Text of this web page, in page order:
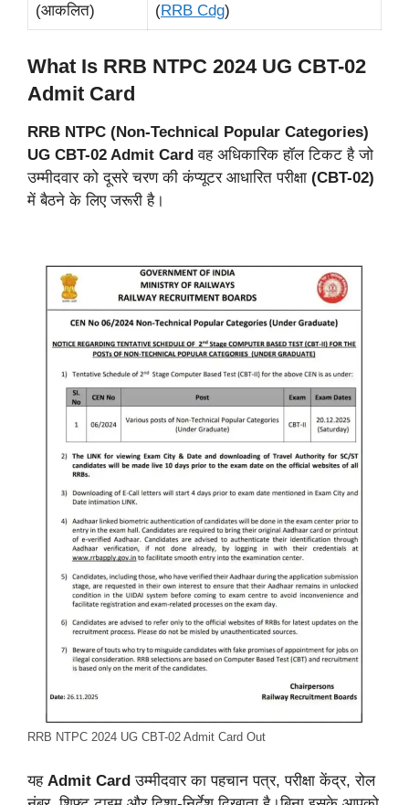
(आकलित)
(RRB Cdg)
What Is RRB NTPC 2024 UG CBT-02
Admit Card
RRB NTPC (Non-Technical Popular Categories)
UG CBT-02 Admit Card वह अधिकारिक हॉल टिकट है जो
उम्मीदवार को दूसरे चरण की कंप्यूटर आधारित परीक्षा (CBT-02)
में बैठने के लिए जरूरी है।
RRB NTPC 2024 UG CBT-02 Admit Card Out
यह Admit Card उम्मीदवार का पहचान पत्र, परीक्षा केंद्र, रोल